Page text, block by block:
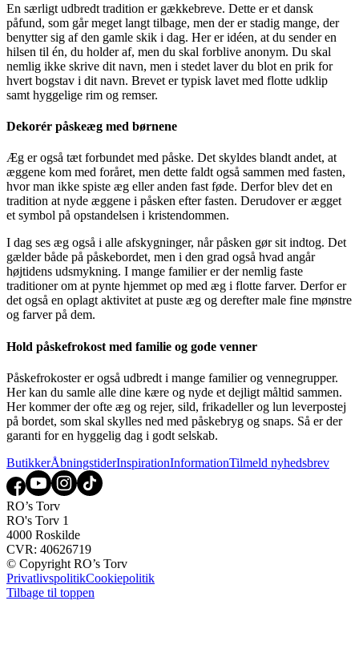
En særligt udbredt tradition er gækkebreve. Dette er et dansk
påfund, som går meget langt tilbage, men der er stadig mange, der
benytter sig af den gamle skik i dag. Her er idéen, at du sender en
hilsen til én, du holder af, men du skal forblive anonym. Du skal
nemlig ikke skrive dit navn, men i stedet laver du blot en prik for
hvert bogstav i dit navn. Brevet er typisk lavet med flotte udklip
samt hyggelige rim og remser.
Dekorér påskeæg med børnene
Æg er også tæt forbundet med påske. Det skyldes blandt andet, at
æggene kom med foråret, men dette faldt også sammen med fasten,
hvor man ikke spiste æg eller anden fast føde. Derfor blev det en
tradition at nyde æggene i påsken efter fasten. Derudover er ægget
et symbol på opstandelsen i kristendommen.
I dag ses æg også i alle afskygninger, når påsken gør sit indtog. Det
gælder både på påskebordet, men i den grad også hvad angår
højtidens udsmykning. I mange familier er der nemlig faste
traditioner om at pynte hjemmet op med æg i flotte farver. Derfor er
det også en oplagt aktivitet at puste æg og derefter male fine mønstre
og farver på dem.
Hold påskefrokost med familie og gode venner
Påskefrokoster er også udbredt i mange familier og vennegrupper.
Her kan du samle alle dine kære og nyde et dejligt måltid sammen.
Her kommer der ofte æg og rejer, sild, frikadeller og lun leverpostej
på bordet, som skal skylles ned med påskebryg og snaps. Så er der
garanti for en hyggelig dag i godt selskab.
ButikkerÅbningstiderInspirationInformationTilmeld nyhedsbrev
RO’s Torv
RO's Torv 1
4000 Roskilde
CVR: 40626719
© Copyright RO’s Torv
PrivatlivspolitikCookiepolitik
Tilbage til toppen